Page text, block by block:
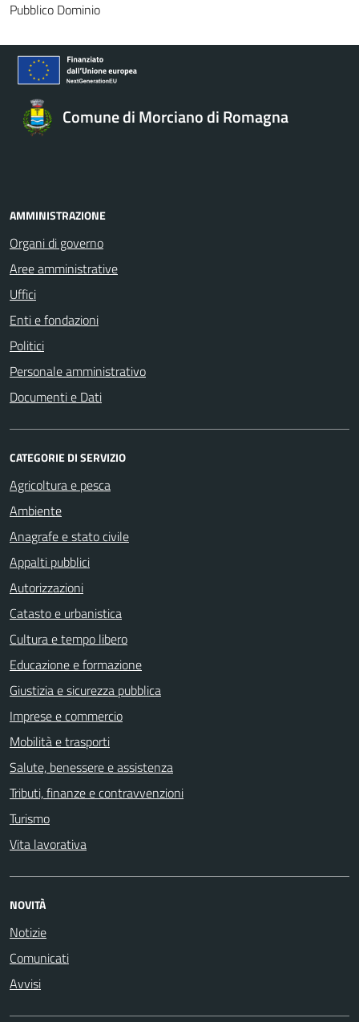
Pubblico Dominio
Comune di Morciano di Romagna
AMMINISTRAZIONE
Organi di governo
Aree amministrative
Uffici
Enti e fondazioni
Politici
Personale amministrativo
Documenti e Dati
CATEGORIE DI SERVIZIO
Agricoltura e pesca
Ambiente
Anagrafe e stato civile
Appalti pubblici
Autorizzazioni
Catasto e urbanistica
Cultura e tempo libero
Educazione e formazione
Giustizia e sicurezza pubblica
Imprese e commercio
Mobilità e trasporti
Salute, benessere e assistenza
Tributi, finanze e contravvenzioni
Turismo
Vita lavorativa
NOVITÀ
Notizie
Comunicati
Avvisi